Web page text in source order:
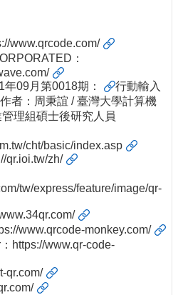
www.qrcode.com/
：
09月第0018期：
行動輸入
作者：周秉誼 / 臺灣大學計算機
理組碩士後研究人員
cht/basic/index.asp
qr.ioi.tw/zh/
tw/express/feature/image/qr-
www.qrcode-monkey.com/
https://www.qr-code-
qr.com/